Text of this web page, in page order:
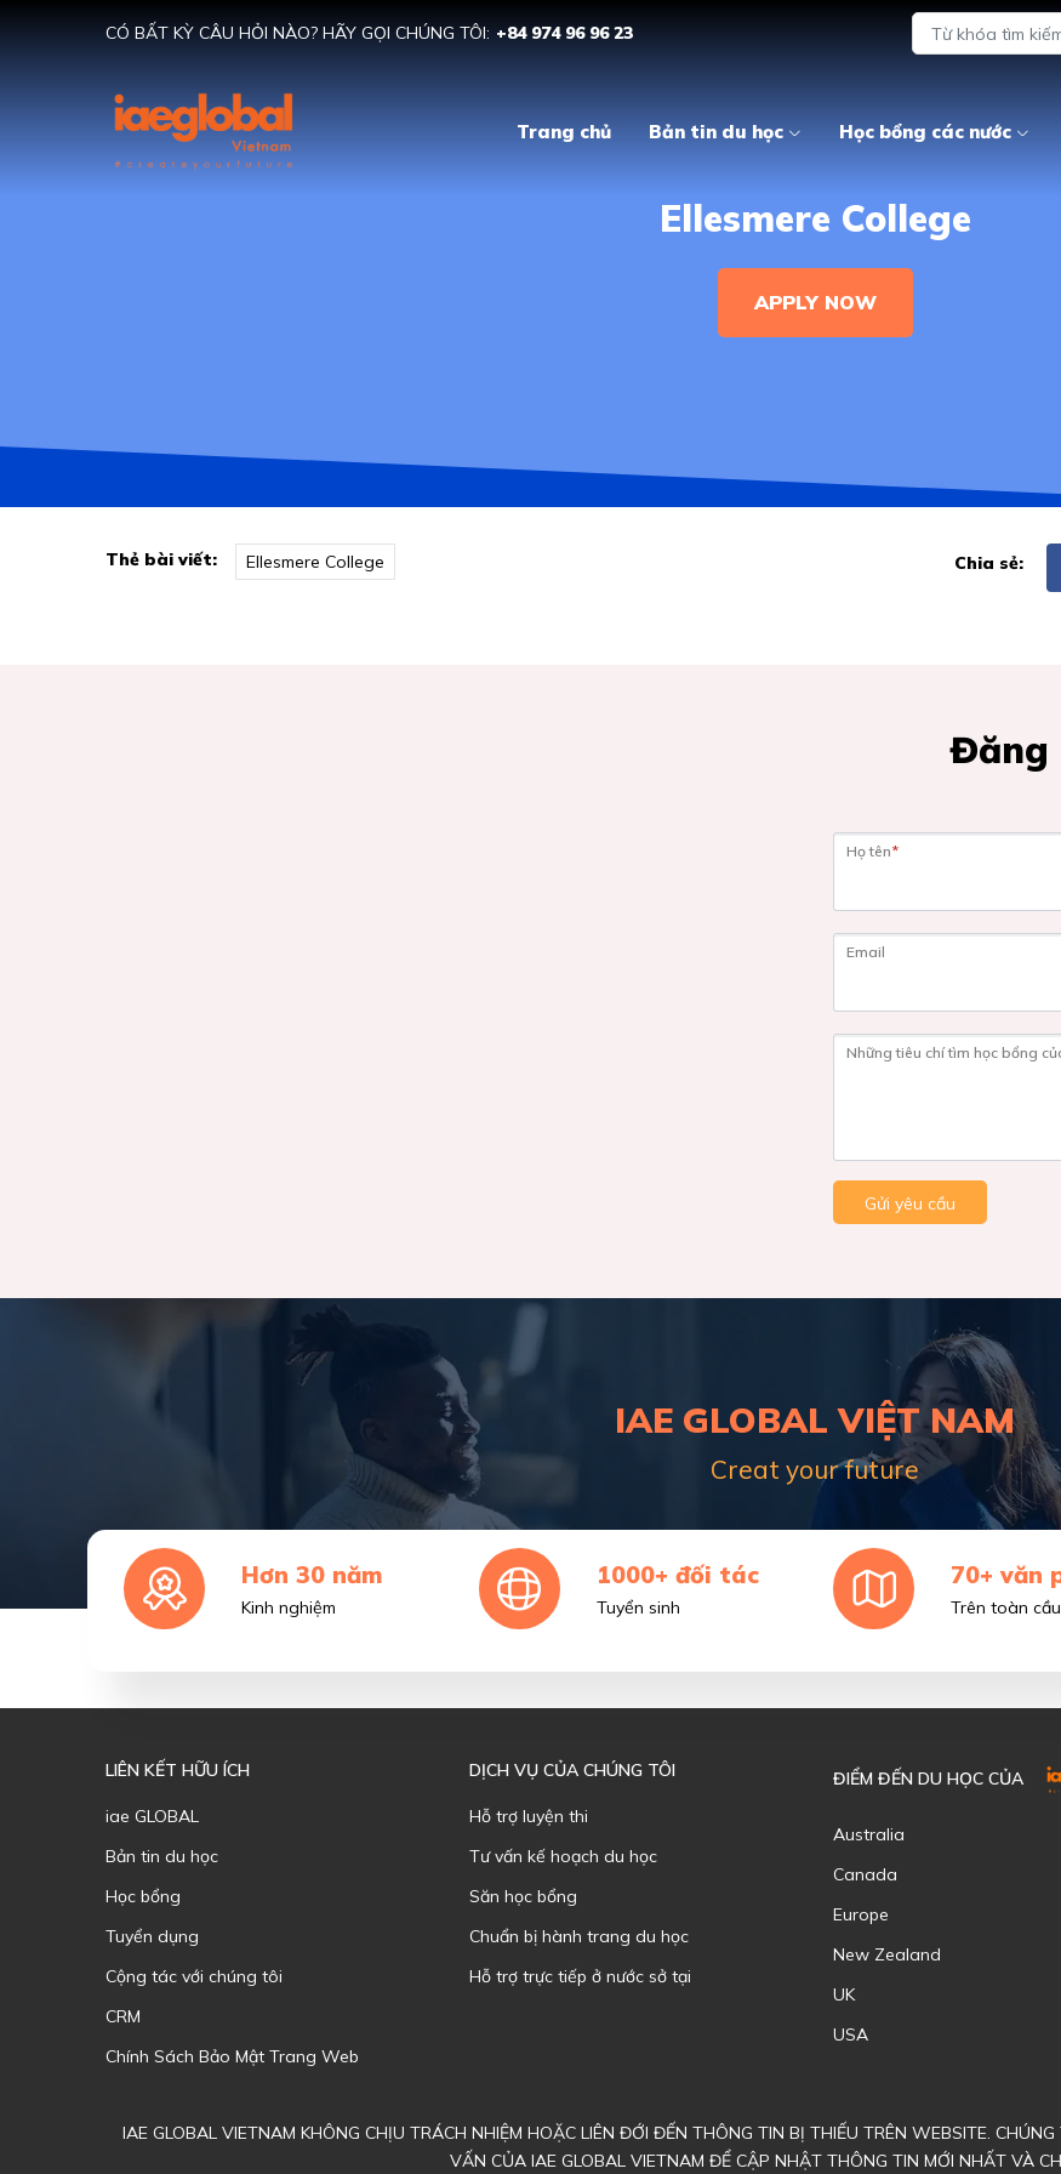
CÓ BẤT KỲ CÂU HỎI NÀO? HÃY GỌI CHÚNG TÔI: +84 974 96 96 23
Trang chủ Bản tin du học Học bổng các nước
Ellesmere College
APPLY NOW
Thẻ bài viết: Ellesmere College Chia sẻ:
Đăng
Họ tên*
Email
Những tiêu chí tìm học bổng
Gửi yêu cầu
IAE GLOBAL VIỆT NAM
Creat your future
Hơn 30 năm
Kinh nghiệm
1000+ đối tác
Tuyển sinh
70+ văn
Trên toàn cầu
LIÊN KẾT HỮU ÍCH
iae GLOBAL
Bản tin du học
Học bổng
Tuyển dụng
Cộng tác với chúng tôi
CRM
Chính Sách Bảo Mật Trang Web
DỊCH VỤ CỦA CHÚNG TÔI
Hỗ trợ luyện thi
Tư vấn kế hoạch du học
Săn học bổng
Chuẩn bị hành trang du học
Hỗ trợ trực tiếp ở nước sở tại
ĐIỂM ĐẾN DU HỌC CỦA
Australia
Canada
Europe
New Zealand
UK
USA
IAE GLOBAL VIETNAM KHÔNG CHỊU TRÁCH NHIỆM HOẶC LIÊN ĐỚI ĐẾN THÔNG TIN BỊ THIẾU TRÊN WEBSITE.
VẤN CỦA IAE GLOBAL VIETNAM ĐỂ CẬP NHẬT THÔNG TIN MỚI NHẤT VÀ